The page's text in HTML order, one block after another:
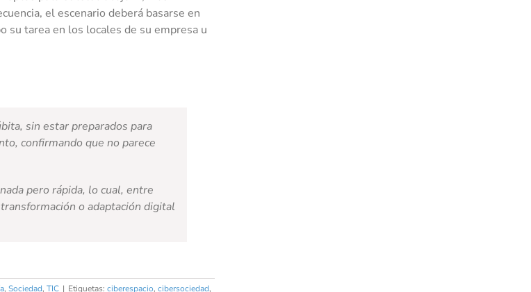
el escenario deberá basarse en
su tarea en los locales de su empresa u
sin estar preparados para
confirmando que no parece
pero rápida, lo cual, entre
o adaptación digital
, Sociedad, TIC | Etiquetas: ciberespacio, cibersociedad,